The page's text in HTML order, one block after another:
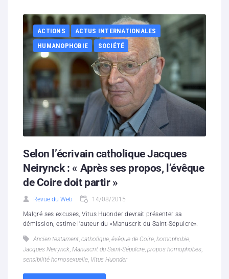
Boutique
Partenaires
Contacts
Hébergement solidaire
ACTIONS
ACTUS INTERNATIONALES
HUMANOPHOBIE
SOCIÉTÉ
Selon l’écrivain catholique Jacques
Neirynck : « Après ses propos, l’évêque
de Coire doit partir »
Revue du Web 14/08/2015
Malgré ses excuses, Vitus Huonder devrait présenter sa
démission, estime l'auteur du «Manuscrit du Saint-Sépulcre».
Ancien testament, catholique, évêque de Coire, homophobie,
Jacques Neirynck, Manuscrit du Saint-Sépulcre, propos homophobes,
sensibilité homosexuelle, Vitus Huonder